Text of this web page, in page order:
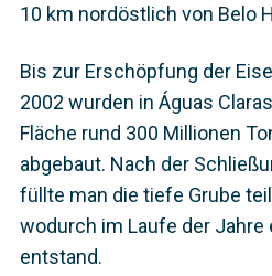
10 km nordöstlich von Belo
Bis zur Erschöpfung der
2002 wurden in Águas
Fläche rund 300 Millionen
abgebaut. Nach der
füllte man die tiefe Grube
wodurch im Laufe der Jahre
entstand.